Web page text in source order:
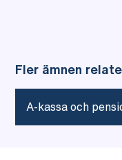
Fler ämnen
A-kassa och